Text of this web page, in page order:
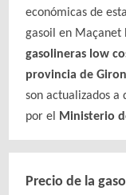
económicas de
gasoil en Maçanet
gasolineras low
provincia de
son actualizados a
por el
Ministerio
Precio de la